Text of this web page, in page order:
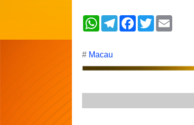
W
s
A
p
T
e
a
F
a
o
T
w
r
# Macau